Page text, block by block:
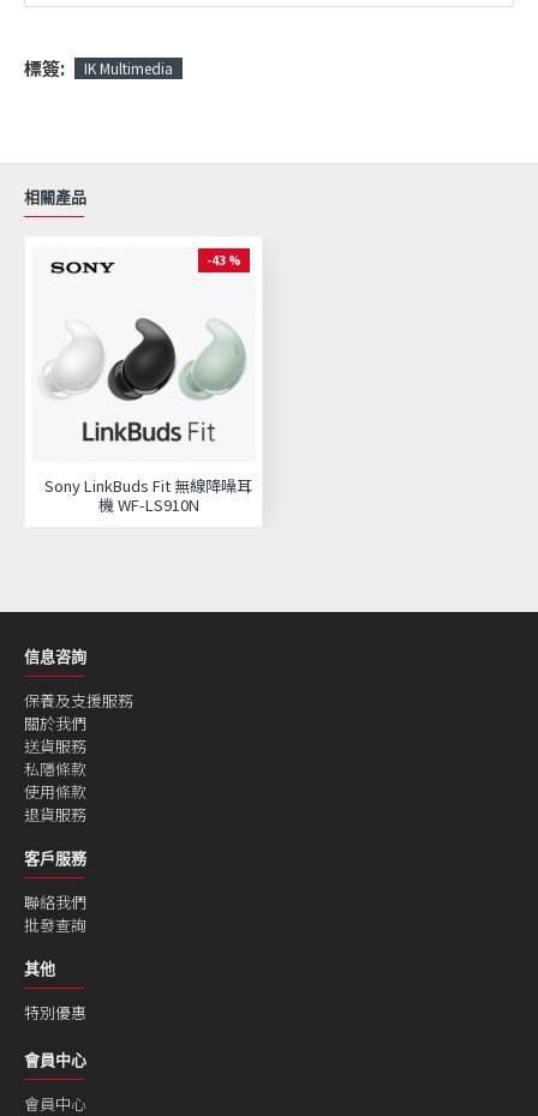
標簽: IK Multimedia
相關產品
-43 %
Sony LinkBuds Fit 無線降噪耳
機 WF-LS910N
信息咨詢
保養及支援服務
關於我們
送貨服務
私隱條款
使用條款
退貨服務
客戶服務
聯絡我們
批發查詢
其他
特別優惠
會員中心
會員中心